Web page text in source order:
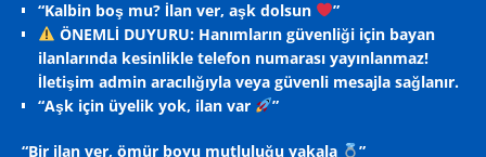
“Kalbin boş mu? İlan ver, aşk dolsun
”
ÖNEMLİ DUYURU: Hanımların güvenliği için bayan
ilanlarında kesinlikle telefon numarası yayınlanmaz!
İletişim admin aracılığıyla veya güvenli mesajla sağlanır.
“Aşk için üyelik yok, ilan var
”
“Bir ilan ver, ömür boyu mutluluğu yakala ”